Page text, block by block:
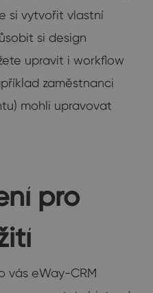
si vytvořit vlastní
si design
upravit i workflow
zaměstnanci
mohli upravovat
pro
vás eWay-CRM